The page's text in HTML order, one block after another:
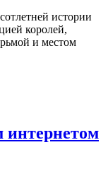
истории
королей,
и местом